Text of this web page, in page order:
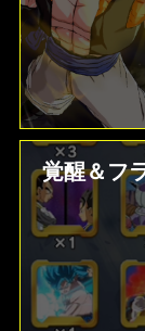
覚醒＆フラグメント効果/入手場所 ドラゴ